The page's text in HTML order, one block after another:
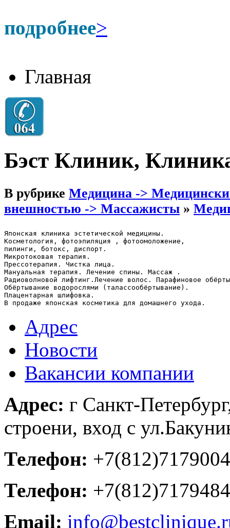
подробнее>
Главная
Бэст Клиник,
В рубрике Медицина ->
внешностью -> Массажисты »
Японская клиника эстетической медицины.
Косметология, фотоэпиляция , фотоомоложение,
пилинги, ботокс, диспорт.
Микротоковая терапия.
Прессотерапия. Чистка лица.
Мануальная терапия. Лечение спины. Массаж .
Радиоволновой лифтинг.Лечение волос. Парафиновое
Обёртывание водорослями (талассообёртывание).
Плацентарная шлифовка.
В продаже японская косметика для домашнего ухода.
Адрес
Новости
Вакансии компании
Адрес: г Санкт-
строени, вход с
Телефон: +7(812)7179004
Телефон: +7(812)7179484
Email: